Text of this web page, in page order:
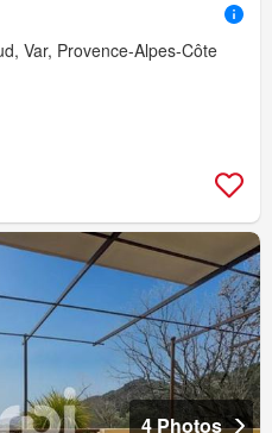
Var, Provence-Alpes-Côte
4 Photos